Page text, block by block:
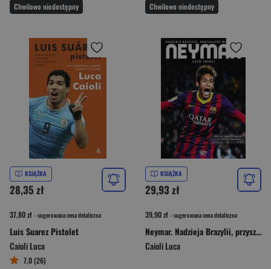
Chwilowo niedostępny
Chwilowo niedostępny
KSIĄŻKA
28,35 zł
37,80 zł - sugerowana cena detaliczna
Luis Suarez Pistolet
Caioli Luca
7,0 (26)
KSIĄŻKA
29,93 zł
39,90 zł - sugerowana cena detaliczna
Neymar. Nadzieja Brazylii, przyszłość Barcelony
Caioli Luca